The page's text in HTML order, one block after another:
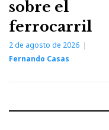
sobre el
ferrocarril
2 de agosto de 2026
Fernando Casas